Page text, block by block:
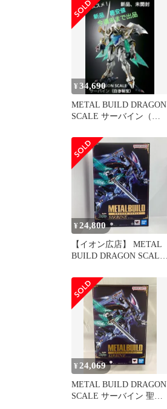
¥34,690
METAL BUILD DRAGON
SCALE サーバイン（白
¥24,800
【イオン広店】 METAL
BUILD DRAGON SCALE
イン 【717】
¥24,069
METAL BUILD DRAGON
SCALE サーバイン 聖戦